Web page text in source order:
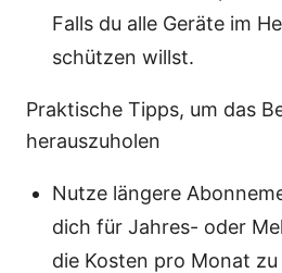
Falls du alle Geräte im
schützen willst.
Praktische Tipps, um das
herauszuholen
Nutze längere
dich für Jahres- oder
die Kosten pro Monat zu